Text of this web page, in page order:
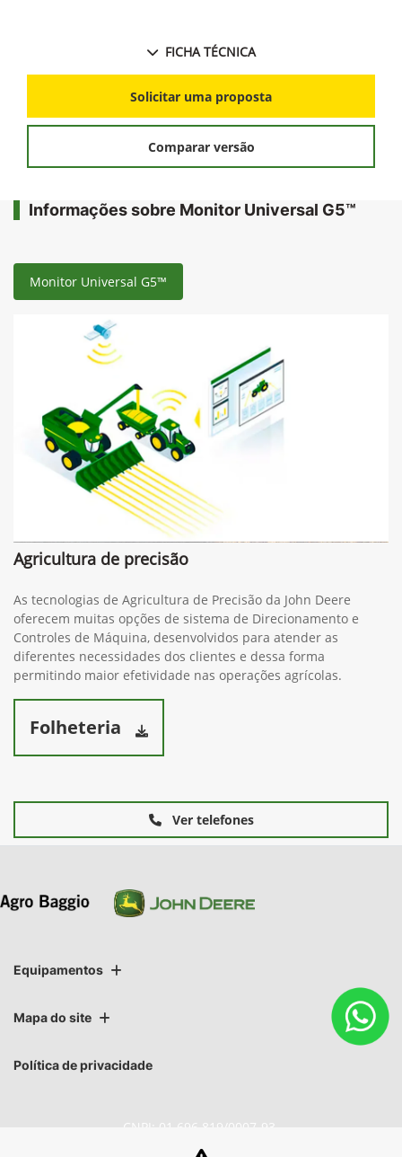
FICHA TÉCNICA
Solicitar uma proposta
Comparar versão
Informações sobre Monitor Universal G5™
Monitor Universal G5™
Agricultura de precisão
As tecnologias de Agricultura de Precisão da John Deere
oferecem muitas opções de sistema de Direcionamento e
Controles de Máquina, desenvolvidos para atender as
diferentes necessidades dos clientes e dessa forma
permitindo maior efetividade nas operações agrícolas.
Folheteria
Ver telefones
Equipamentos
Mapa do site
Política de privacidade
CNPJ: 01.696.819/0007-93